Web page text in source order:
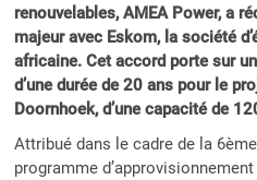
renouvelables, AMEA Power, a
majeur avec Eskom, la société
africaine. Cet accord porte sur
d’une durée de 20 ans pour le
Doornhoek, d’une capacité de
Attribué dans le cadre de la
programme